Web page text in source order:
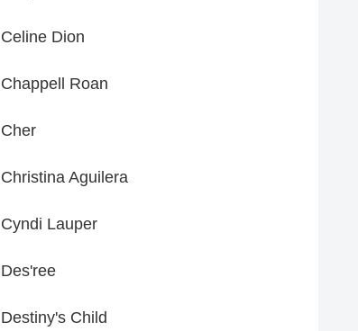
Celine Dion
Chappell Roan
Cher
Christina Aguilera
Cyndi Lauper
Des'ree
Destiny's Child